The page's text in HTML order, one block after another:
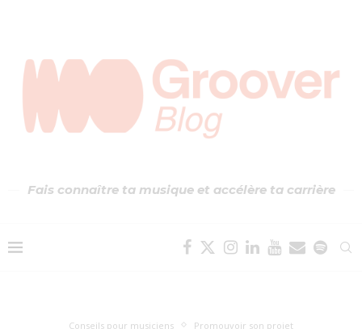
Fais connaître ta musique et accélère ta carrière
Conseils pour musiciens Promouvoir son projet